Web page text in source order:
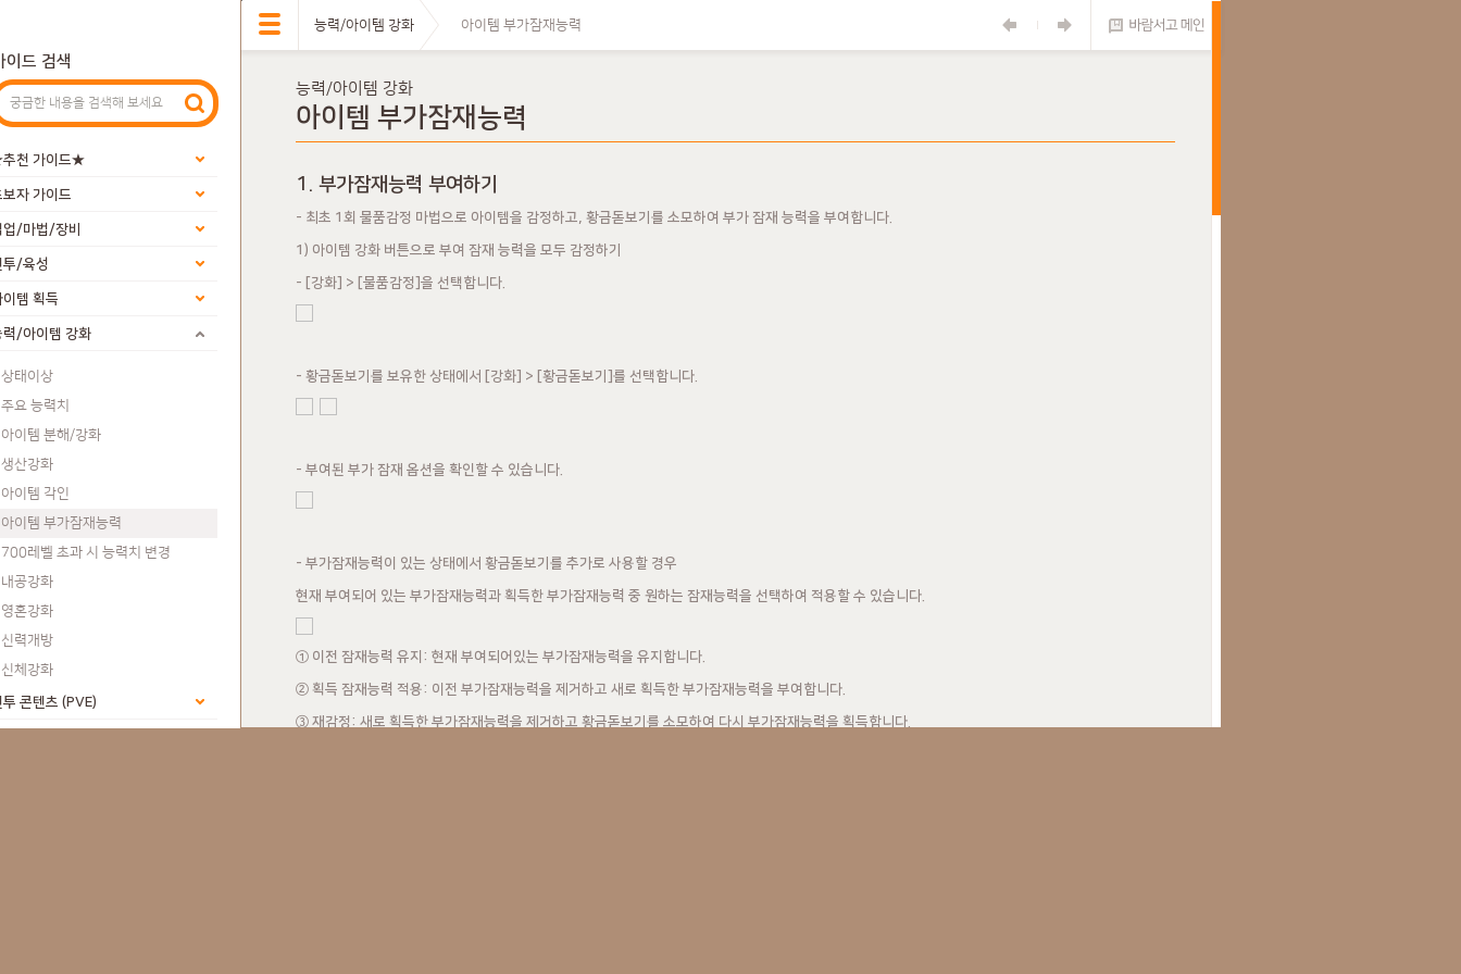
능력/아이템 강화 아이템 부가잠재능력
이드 검색
천 가이드★
보자 가이드
업/마법/장비
투/육성
이템 획득
력/아이템 강화
상태이상
주요 능력치
아이템 분해/강화
생산강화
아이템 각인
아이템 부가잠재능력
700레벨 초과 시 능력치 변경
내공강화
영혼강화
신력개방
신체강화
투 콘텐츠 (PVE)
능력/아이템 강화
아이템 부가잠재능력
1. 부가잠재능력 부여하기
- 최초 1회 물품감정 마법으로 아이템을 감정하고, 황금돋보기를 소모하여 부가 잠재 능력을 부여합니다.
1) 아이템 강화 버튼으로 부여 잠재 능력을 모두 감정하기
- [강화] > [물품감정]을 선택합니다.
- 황금돋보기를 보유한 상태에서 [강화] > [황금돋보기]를 선택합니다.
- 부여된 부가 잠재 옵션을 확인할 수 있습니다.
- 부가잠재능력이 있는 상태에서 황금돋보기를 추가로 사용할 경우
현재 부여되어 있는 부가잠재능력과 획득한 부가잠재능력 중 원하는 잠재능력을 선택하여 적용할 수 있습니다.
① 이전 잠재능력 유지: 현재 부여되어있는 부가잠재능력을 유지합니다.
② 획득 잠재능력 적용: 이전 부가잠재능력을 제거하고 새로 획득한 부가잠재능력을 부여합니다.
③ 재감정: 새로 획득한 부가잠재능력을 제거하고 황금돋보기를 소모하여 다시 부가잠재능력을 획득합니다.